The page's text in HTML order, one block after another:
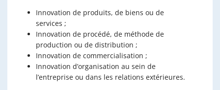
Innovation de produits, de biens ou de
services ;
Innovation de procédé, de méthode de
production ou de distribution ;
Innovation de commercialisation ;
Innovation d’organisation au sein de
l’entreprise ou dans les relations extérieures.